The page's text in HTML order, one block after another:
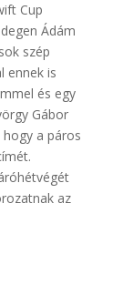
Cup
Ádám
szép
ennek is
és egy
Gábor
a páros
az